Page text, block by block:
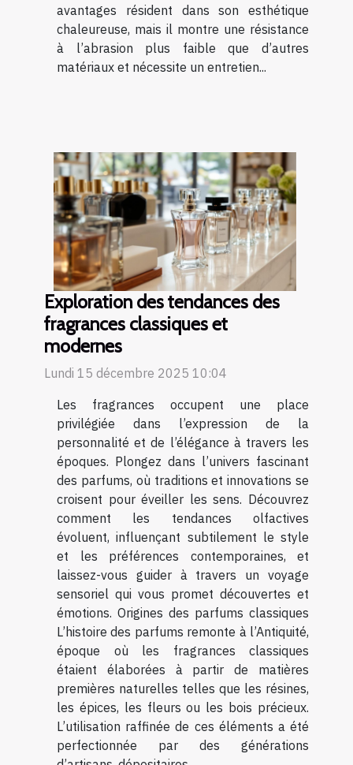
avantages résident dans son esthétique
chaleureuse, mais il montre une résistance
à l’abrasion plus faible que d’autres
matériaux et nécessite un entretien...
Exploration des tendances des
fragrances classiques et
modernes
Lundi 15 décembre 2025 10:04
Les fragrances occupent une place
privilégiée dans l’expression de la
personnalité et de l’élégance à travers les
époques. Plongez dans l’univers fascinant
des parfums, où traditions et innovations se
croisent pour éveiller les sens. Découvrez
comment les tendances olfactives
évoluent, influençant subtilement le style
et les préférences contemporaines, et
laissez-vous guider à travers un voyage
sensoriel qui vous promet découvertes et
émotions. Origines des parfums classiques
L’histoire des parfums remonte à l’Antiquité,
époque où les fragrances classiques
étaient élaborées à partir de matières
premières naturelles telles que les résines,
les épices, les fleurs ou les bois précieux.
L’utilisation raffinée de ces éléments a été
perfectionnée par des générations